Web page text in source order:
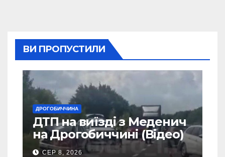
ВИ ПРОПУСТИЛИ
ДРОГОБИЧЧИНА
ДТП на виїзді з Меденич
на Дрогобиччині (Відео)
СЕР 8, 2026